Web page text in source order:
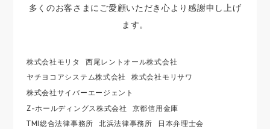
多くのお客さまにご愛顧いただき心より感謝申し上げ
ます。
株式会社モリタ
西尾レントオール株式会社
ヤチヨコアシステム株式会社
株式会社モリサワ
株式会社サイバーエージェント
Z-ホールディングス株式会社
京都信用金庫
TMI総合法律事務所
北浜法律事務所
日本弁理士会